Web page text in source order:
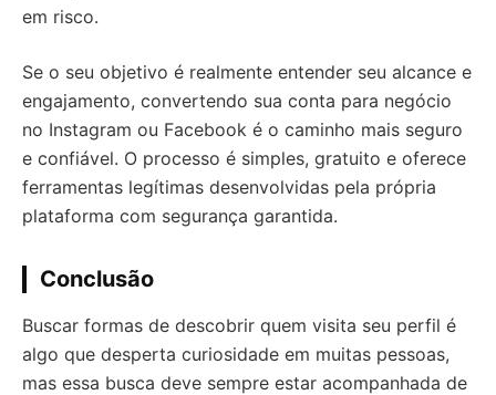
em risco.
Se o seu objetivo é realmente entender seu alcance e
engajamento, convertendo sua conta para negócio
no Instagram ou Facebook é o caminho mais seguro
e confiável. O processo é simples, gratuito e oferece
ferramentas legítimas desenvolvidas pela própria
plataforma com segurança garantida.
Conclusão
Buscar formas de descobrir quem visita seu perfil é
algo que desperta curiosidade em muitas pessoas,
mas essa busca deve sempre estar acompanhada de